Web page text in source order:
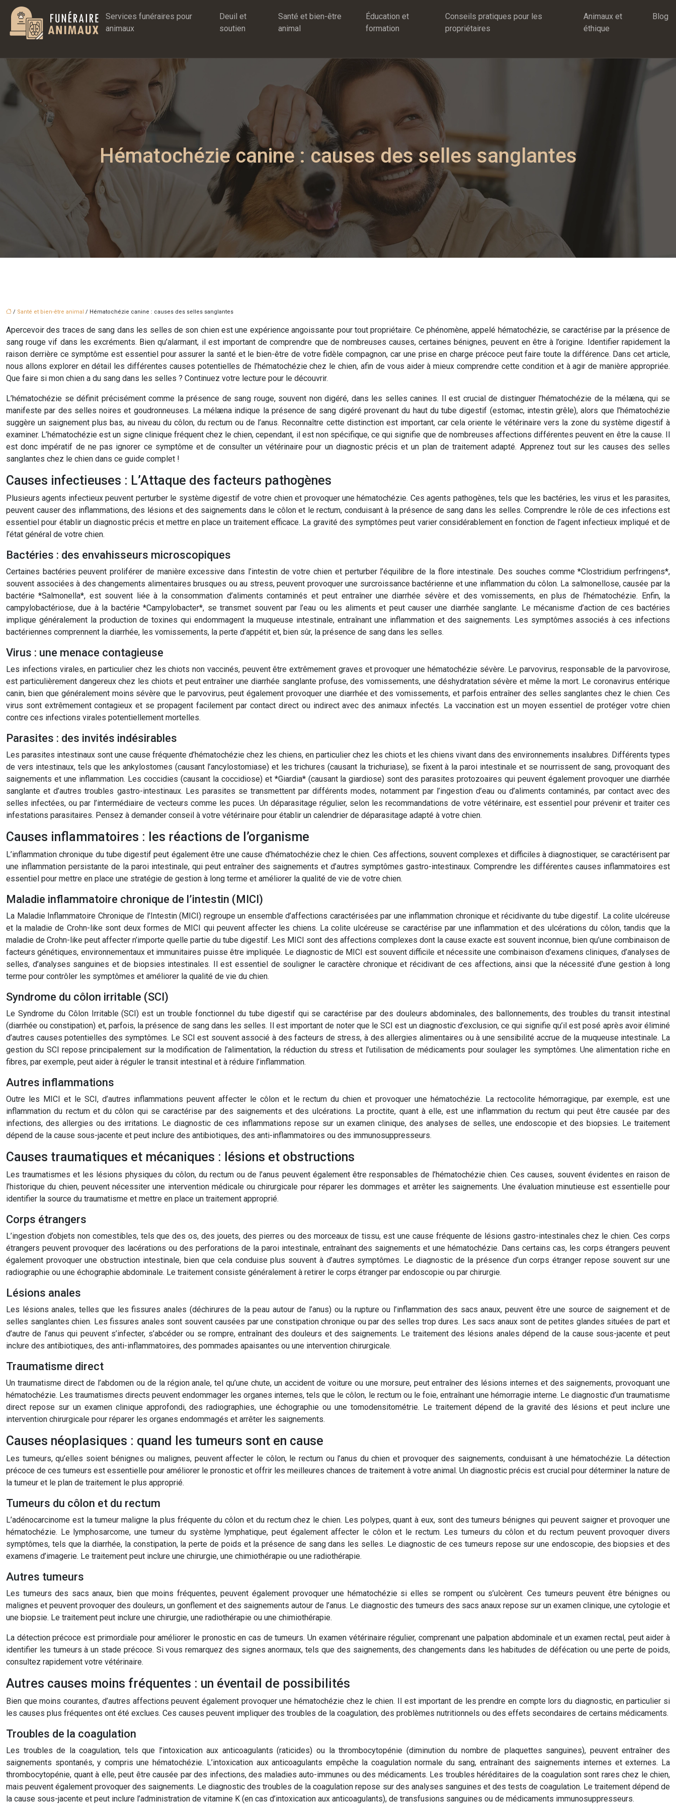
Services funéraires pour
animaux
Deuil et
soutien
Santé et bien-être
animal
Éducation et
formation
Conseils pratiques pour les
propriétaires
Animaux et
éthique
Blog
Hématochézie canine : causes des selles sanglantes
/ Santé et bien-être animal / Hématochézie canine : causes des selles sanglantes
Apercevoir des traces de sang dans les selles de son chien est une expérience angoissante pour tout propriétaire. Ce phénomène, appelé hématochézie, se caractérise par la présence de
sang rouge vif dans les excréments. Bien qu’alarmant, il est important de comprendre que de nombreuses causes, certaines bénignes, peuvent en être à l’origine. Identifier rapidement la
raison derrière ce symptôme est essentiel pour assurer la santé et le bien-être de votre fidèle compagnon, car une prise en charge précoce peut faire toute la différence. Dans cet article,
nous allons explorer en détail les différentes causes potentielles de l’hématochézie chez le chien, afin de vous aider à mieux comprendre cette condition et à agir de manière appropriée.
Que faire si mon chien a du sang dans les selles ? Continuez votre lecture pour le découvrir.
L’hématochézie se définit précisément comme la présence de sang rouge, souvent non digéré, dans les selles canines. Il est crucial de distinguer l’hématochézie de la mélæna, qui se
manifeste par des selles noires et goudronneuses. La mélæna indique la présence de sang digéré provenant du haut du tube digestif (estomac, intestin grêle), alors que l’hématochézie
suggère un saignement plus bas, au niveau du côlon, du rectum ou de l’anus. Reconnaître cette distinction est important, car cela oriente le vétérinaire vers la zone du système digestif à
examiner. L’hématochézie est un signe clinique fréquent chez le chien, cependant, il est non spécifique, ce qui signifie que de nombreuses affections différentes peuvent en être la cause. Il
est donc impératif de ne pas ignorer ce symptôme et de consulter un vétérinaire pour un diagnostic précis et un plan de traitement adapté. Apprenez tout sur les causes des selles
sanglantes chez le chien dans ce guide complet !
Causes infectieuses : L’Attaque des facteurs pathogènes
Plusieurs agents infectieux peuvent perturber le système digestif de votre chien et provoquer une hématochézie. Ces agents pathogènes, tels que les bactéries, les virus et les parasites,
peuvent causer des inflammations, des lésions et des saignements dans le côlon et le rectum, conduisant à la présence de sang dans les selles. Comprendre le rôle de ces infections est
essentiel pour établir un diagnostic précis et mettre en place un traitement efficace. La gravité des symptômes peut varier considérablement en fonction de l’agent infectieux impliqué et de
l’état général de votre chien.
Bactéries : des envahisseurs microscopiques
Certaines bactéries peuvent proliférer de manière excessive dans l’intestin de votre chien et perturber l’équilibre de la flore intestinale. Des souches comme *Clostridium perfringens*,
souvent associées à des changements alimentaires brusques ou au stress, peuvent provoquer une surcroissance bactérienne et une inflammation du côlon. La salmonellose, causée par la
bactérie *Salmonella*, est souvent liée à la consommation d’aliments contaminés et peut entraîner une diarrhée sévère et des vomissements, en plus de l’hématochézie. Enfin, la
campylobactériose, due à la bactérie *Campylobacter*, se transmet souvent par l’eau ou les aliments et peut causer une diarrhée sanglante. Le mécanisme d’action de ces bactéries
implique généralement la production de toxines qui endommagent la muqueuse intestinale, entraînant une inflammation et des saignements. Les symptômes associés à ces infections
bactériennes comprennent la diarrhée, les vomissements, la perte d’appétit et, bien sûr, la présence de sang dans les selles.
Virus : une menace contagieuse
Les infections virales, en particulier chez les chiots non vaccinés, peuvent être extrêmement graves et provoquer une hématochézie sévère. Le parvovirus, responsable de la parvovirose,
est particulièrement dangereux chez les chiots et peut entraîner une diarrhée sanglante profuse, des vomissements, une déshydratation sévère et même la mort. Le coronavirus entérique
canin, bien que généralement moins sévère que le parvovirus, peut également provoquer une diarrhée et des vomissements, et parfois entraîner des selles sanglantes chez le chien. Ces
virus sont extrêmement contagieux et se propagent facilement par contact direct ou indirect avec des animaux infectés. La vaccination est un moyen essentiel de protéger votre chien
contre ces infections virales potentiellement mortelles.
Parasites : des invités indésirables
Les parasites intestinaux sont une cause fréquente d’hématochézie chez les chiens, en particulier chez les chiots et les chiens vivant dans des environnements insalubres. Différents types
de vers intestinaux, tels que les ankylostomes (causant l’ancylostomiase) et les trichures (causant la trichuriase), se fixent à la paroi intestinale et se nourrissent de sang, provoquant des
saignements et une inflammation. Les coccidies (causant la coccidiose) et *Giardia* (causant la giardiose) sont des parasites protozoaires qui peuvent également provoquer une diarrhée
sanglante et d’autres troubles gastro-intestinaux. Les parasites se transmettent par différents modes, notamment par l’ingestion d’eau ou d’aliments contaminés, par contact avec des
selles infectées, ou par l’intermédiaire de vecteurs comme les puces. Un déparasitage régulier, selon les recommandations de votre vétérinaire, est essentiel pour prévenir et traiter ces
infestations parasitaires. Pensez à demander conseil à votre vétérinaire pour établir un calendrier de déparasitage adapté à votre chien.
Causes inflammatoires : les réactions de l’organisme
L’inflammation chronique du tube digestif peut également être une cause d’hématochézie chez le chien. Ces affections, souvent complexes et difficiles à diagnostiquer, se caractérisent par
une inflammation persistante de la paroi intestinale, qui peut entraîner des saignements et d’autres symptômes gastro-intestinaux. Comprendre les différentes causes inflammatoires est
essentiel pour mettre en place une stratégie de gestion à long terme et améliorer la qualité de vie de votre chien.
Maladie inflammatoire chronique de l’intestin (MICI)
La Maladie Inflammatoire Chronique de l’Intestin (MICI) regroupe un ensemble d’affections caractérisées par une inflammation chronique et récidivante du tube digestif. La colite ulcéreuse
et la maladie de Crohn-like sont deux formes de MICI qui peuvent affecter les chiens. La colite ulcéreuse se caractérise par une inflammation et des ulcérations du côlon, tandis que la
maladie de Crohn-like peut affecter n’importe quelle partie du tube digestif. Les MICI sont des affections complexes dont la cause exacte est souvent inconnue, bien qu’une combinaison de
facteurs génétiques, environnementaux et immunitaires puisse être impliquée. Le diagnostic de MICI est souvent difficile et nécessite une combinaison d’examens cliniques, d’analyses de
selles, d’analyses sanguines et de biopsies intestinales. Il est essentiel de souligner le caractère chronique et récidivant de ces affections, ainsi que la nécessité d’une gestion à long
terme pour contrôler les symptômes et améliorer la qualité de vie du chien.
Syndrome du côlon irritable (SCI)
Le Syndrome du Côlon Irritable (SCI) est un trouble fonctionnel du tube digestif qui se caractérise par des douleurs abdominales, des ballonnements, des troubles du transit intestinal
(diarrhée ou constipation) et, parfois, la présence de sang dans les selles. Il est important de noter que le SCI est un diagnostic d’exclusion, ce qui signifie qu’il est posé après avoir éliminé
d’autres causes potentielles des symptômes. Le SCI est souvent associé à des facteurs de stress, à des allergies alimentaires ou à une sensibilité accrue de la muqueuse intestinale. La
gestion du SCI repose principalement sur la modification de l’alimentation, la réduction du stress et l’utilisation de médicaments pour soulager les symptômes. Une alimentation riche en
fibres, par exemple, peut aider à réguler le transit intestinal et à réduire l’inflammation.
Autres inflammations
Outre les MICI et le SCI, d’autres inflammations peuvent affecter le côlon et le rectum du chien et provoquer une hématochézie. La rectocolite hémorragique, par exemple, est une
inflammation du rectum et du côlon qui se caractérise par des saignements et des ulcérations. La proctite, quant à elle, est une inflammation du rectum qui peut être causée par des
infections, des allergies ou des irritations. Le diagnostic de ces inflammations repose sur un examen clinique, des analyses de selles, une endoscopie et des biopsies. Le traitement
dépend de la cause sous-jacente et peut inclure des antibiotiques, des anti-inflammatoires ou des immunosuppresseurs.
Causes traumatiques et mécaniques : lésions et obstructions
Les traumatismes et les lésions physiques du côlon, du rectum ou de l’anus peuvent également être responsables de l’hématochézie chien. Ces causes, souvent évidentes en raison de
l’historique du chien, peuvent nécessiter une intervention médicale ou chirurgicale pour réparer les dommages et arrêter les saignements. Une évaluation minutieuse est essentielle pour
identifier la source du traumatisme et mettre en place un traitement approprié.
Corps étrangers
L’ingestion d’objets non comestibles, tels que des os, des jouets, des pierres ou des morceaux de tissu, est une cause fréquente de lésions gastro-intestinales chez le chien. Ces corps
étrangers peuvent provoquer des lacérations ou des perforations de la paroi intestinale, entraînant des saignements et une hématochézie. Dans certains cas, les corps étrangers peuvent
également provoquer une obstruction intestinale, bien que cela conduise plus souvent à d’autres symptômes. Le diagnostic de la présence d’un corps étranger repose souvent sur une
radiographie ou une échographie abdominale. Le traitement consiste généralement à retirer le corps étranger par endoscopie ou par chirurgie.
Lésions anales
Les lésions anales, telles que les fissures anales (déchirures de la peau autour de l’anus) ou la rupture ou l’inflammation des sacs anaux, peuvent être une source de saignement et de
selles sanglantes chien. Les fissures anales sont souvent causées par une constipation chronique ou par des selles trop dures. Les sacs anaux sont de petites glandes situées de part et
d’autre de l’anus qui peuvent s’infecter, s’abcéder ou se rompre, entraînant des douleurs et des saignements. Le traitement des lésions anales dépend de la cause sous-jacente et peut
inclure des antibiotiques, des anti-inflammatoires, des pommades apaisantes ou une intervention chirurgicale.
Traumatisme direct
Un traumatisme direct de l’abdomen ou de la région anale, tel qu’une chute, un accident de voiture ou une morsure, peut entraîner des lésions internes et des saignements, provoquant une
hématochézie. Les traumatismes directs peuvent endommager les organes internes, tels que le côlon, le rectum ou le foie, entraînant une hémorragie interne. Le diagnostic d’un traumatisme
direct repose sur un examen clinique approfondi, des radiographies, une échographie ou une tomodensitométrie. Le traitement dépend de la gravité des lésions et peut inclure une
intervention chirurgicale pour réparer les organes endommagés et arrêter les saignements.
Causes néoplasiques : quand les tumeurs sont en cause
Les tumeurs, qu’elles soient bénignes ou malignes, peuvent affecter le côlon, le rectum ou l’anus du chien et provoquer des saignements, conduisant à une hématochézie. La détection
précoce de ces tumeurs est essentielle pour améliorer le pronostic et offrir les meilleures chances de traitement à votre animal. Un diagnostic précis est crucial pour déterminer la nature de
la tumeur et le plan de traitement le plus approprié.
Tumeurs du côlon et du rectum
L’adénocarcinome est la tumeur maligne la plus fréquente du côlon et du rectum chez le chien. Les polypes, quant à eux, sont des tumeurs bénignes qui peuvent saigner et provoquer une
hématochézie. Le lymphosarcome, une tumeur du système lymphatique, peut également affecter le côlon et le rectum. Les tumeurs du côlon et du rectum peuvent provoquer divers
symptômes, tels que la diarrhée, la constipation, la perte de poids et la présence de sang dans les selles. Le diagnostic de ces tumeurs repose sur une endoscopie, des biopsies et des
examens d’imagerie. Le traitement peut inclure une chirurgie, une chimiothérapie ou une radiothérapie.
Autres tumeurs
Les tumeurs des sacs anaux, bien que moins fréquentes, peuvent également provoquer une hématochézie si elles se rompent ou s’ulcèrent. Ces tumeurs peuvent être bénignes ou
malignes et peuvent provoquer des douleurs, un gonflement et des saignements autour de l’anus. Le diagnostic des tumeurs des sacs anaux repose sur un examen clinique, une cytologie et
une biopsie. Le traitement peut inclure une chirurgie, une radiothérapie ou une chimiothérapie.
La détection précoce est primordiale pour améliorer le pronostic en cas de tumeurs. Un examen vétérinaire régulier, comprenant une palpation abdominale et un examen rectal, peut aider à
identifier les tumeurs à un stade précoce. Si vous remarquez des signes anormaux, tels que des saignements, des changements dans les habitudes de défécation ou une perte de poids,
consultez rapidement votre vétérinaire.
Autres causes moins fréquentes : un éventail de possibilités
Bien que moins courantes, d’autres affections peuvent également provoquer une hématochézie chez le chien. Il est important de les prendre en compte lors du diagnostic, en particulier si
les causes plus fréquentes ont été exclues. Ces causes peuvent impliquer des troubles de la coagulation, des problèmes nutritionnels ou des effets secondaires de certains médicaments.
Troubles de la coagulation
Les troubles de la coagulation, tels que l’intoxication aux anticoagulants (raticides) ou la thrombocytopénie (diminution du nombre de plaquettes sanguines), peuvent entraîner des
saignements spontanés, y compris une hématochézie. L’intoxication aux anticoagulants empêche la coagulation normale du sang, entraînant des saignements internes et externes. La
thrombocytopénie, quant à elle, peut être causée par des infections, des maladies auto-immunes ou des médicaments. Les troubles héréditaires de la coagulation sont rares chez le chien,
mais peuvent également provoquer des saignements. Le diagnostic des troubles de la coagulation repose sur des analyses sanguines et des tests de coagulation. Le traitement dépend de
la cause sous-jacente et peut inclure l’administration de vitamine K (en cas d’intoxication aux anticoagulants), de transfusions sanguines ou de médicaments immunosuppresseurs.